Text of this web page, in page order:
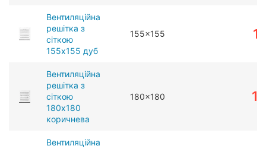
Вентиляційна
решітка з
сіткою
155x155 дуб
155x155
Вентиляційна
решітка з
сіткою
180x180
коричнева
180x180
Вентиляційна